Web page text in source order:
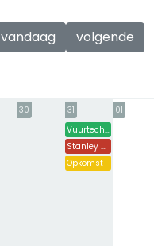
vandaag volgende
30
31
Vuurtechniek Insigne (1)
Stanley Stekker (slopen)
Opkomst
01